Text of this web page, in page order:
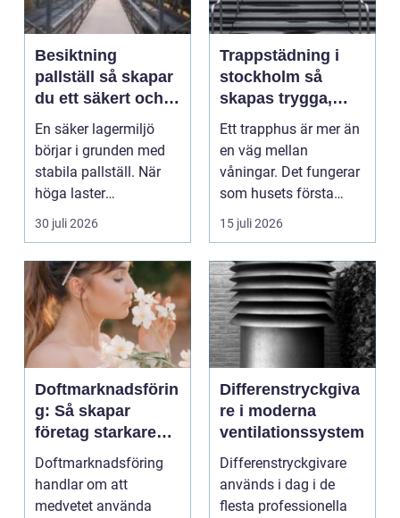
Besiktning
pallställ så skapar
du ett säkert och
effektivt lager
En säker lagermiljö
börjar i grunden med
stabila pallställ. När
höga laster
kombineras med
30 juli 2026
Trappstädning i
stockholm så
skapas trygga,
rena och hållbara
trapphus
Ett trapphus är mer än
en väg mellan
våningar. Det fungerar
som husets första
intryck, mötesplats
15 juli 2026
Doftmarknadsförin
g: Så skapar
företag starkare
kundupplevelser
Doftmarknadsföring
handlar om att
medvetet använda
Differenstryckgiva
re i moderna
ventilationssystem
Differenstryckgivare
används i dag i de
flesta professionella